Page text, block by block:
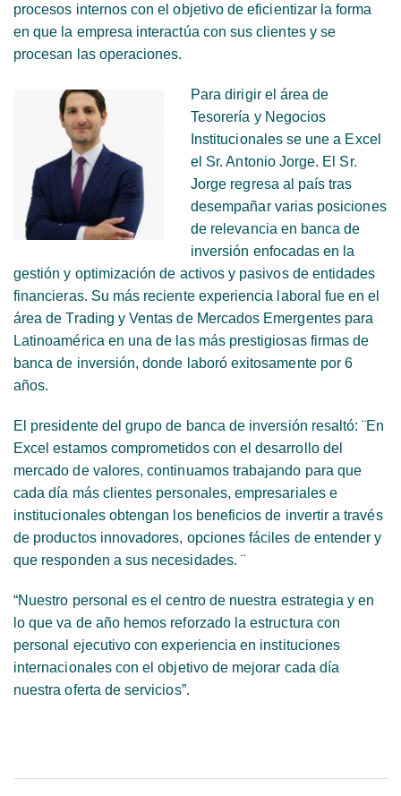
procesos internos con el objetivo de eficientizar la forma
en que la empresa interactúa con sus clientes y se
procesan las operaciones.
Para dirigir el área de
Tesorería y Negocios
Institucionales se une a Excel
el Sr. Antonio Jorge. El Sr.
Jorge regresa al país tras
desempañar varias posiciones
de relevancia en banca de
inversión enfocadas en la
gestión y optimización de activos y pasivos de entidades
financieras. Su más reciente experiencia laboral fue en el
área de Trading y Ventas de Mercados Emergentes para
Latinoamérica en una de las más prestigiosas firmas de
banca de inversión, donde laboró exitosamente por 6
años.
El presidente del grupo de banca de inversión resaltó: ¨En
Excel estamos comprometidos con el desarrollo del
mercado de valores, continuamos trabajando para que
cada día más clientes personales, empresariales e
institucionales obtengan los beneficios de invertir a través
de productos innovadores, opciones fáciles de entender y
que responden a sus necesidades. ¨
“Nuestro personal es el centro de nuestra estrategia y en
lo que va de año hemos reforzado la estructura con
personal ejecutivo con experiencia en instituciones
internacionales con el objetivo de mejorar cada día
nuestra oferta de servicios”.